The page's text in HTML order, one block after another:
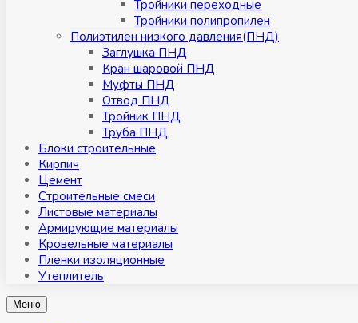
Тройники переходные
Тройники полипропилен
Полиэтилен низкого давления(ПНД)
Заглушка ПНД
Кран шаровой ПНД
Муфты ПНД
Отвод ПНД
Тройник ПНД
Труба ПНД
Блоки строительные
Кирпич
Цемент
Строительные смеси
Листовые материалы
Армирующие материалы
Кровельные материалы
Пленки изоляционные
Утеплитель
Меню